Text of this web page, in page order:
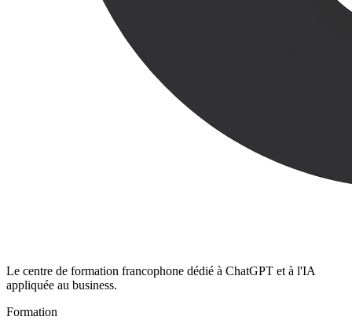
Le centre de formation francophone dédié à ChatGPT et à l'IA
appliquée au business.
Formation